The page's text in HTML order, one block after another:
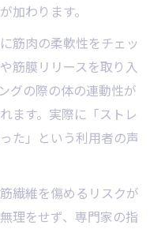
加わります。
筋肉の柔軟性をチェッ
筋膜リリースを取り入
グの際の体の連動性が
ます。実際に「ストレ
た」という利用者の声
繊維を傷めるリスクが
理をせず、専門家の指